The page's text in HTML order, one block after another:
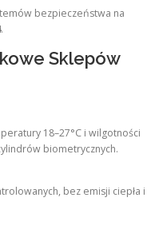
bezpieczeństwa na
.
Sklepów
18–27°C i wilgotności
biometrycznych.
bez emisji ciepła i